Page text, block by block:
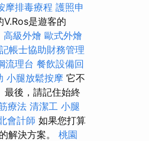
摩排毒療程 護照申
是遊客的
高級外燴 歐式外燴
帳士協助財務管理
流理台 餐飲設備回
小腿放鬆按摩 它不
後，請記住始終
療法 清潔工 小腿
會計師 如果您打算
解決方案。 桃園